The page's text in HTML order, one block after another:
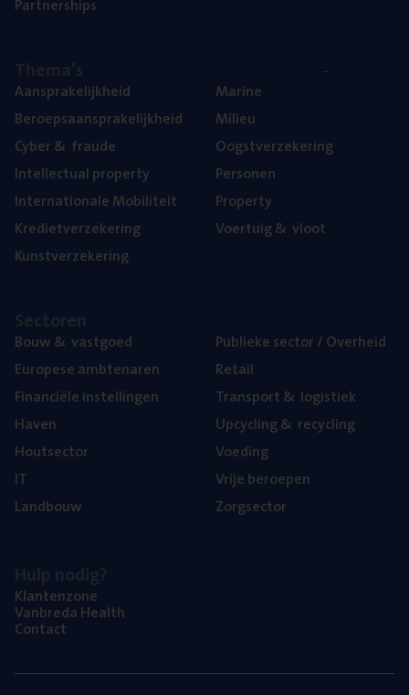
Aan­spra­ke­lijk­heid
Beroeps­aan­spra­ke­lijk­heid
Cyber& fraude
Intel­lec­tu­al property
Inter­na­ti­o­na­le Mobiliteit
Kre­diet­ver­ze­ke­ring
Kunst­ver­ze­ke­ring
Mari­ne
Mili­eu
Oogst­ver­ze­ke­ring
Per­so­nen
Pro­per­ty
Voer­tuig& vloot
Bouw& vastgoed
Euro­pe­se ambtenaren
Finan­ci­ë­le instellingen
Haven
Hout­sec­tor
IT
Land­bouw
Publie­ke sec­tor / Overheid
Retail
Trans­port& logistiek
Upcy­cling& recycling
Voe­ding
Vrije beroe­pen
Zorg­sec­tor
Klan­ten­zo­ne
Van­b­re­da Health
Con­tact